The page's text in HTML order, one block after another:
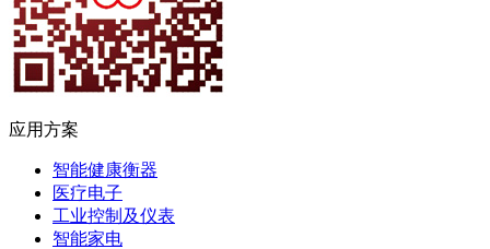
应用方案
智能健康衡器
医疗电子
工业控制及仪表
智能家电